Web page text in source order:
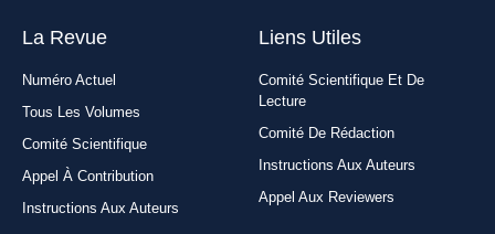
La Revue
Numéro Actuel
Tous Les Volumes
Comité Scientifique
Appel À Contribution
Instructions Aux Auteurs
Liens Utiles​
Comité Scientifique Et De
Lecture
Comité De Rédaction
Instructions Aux Auteurs
Appel Aux Reviewers